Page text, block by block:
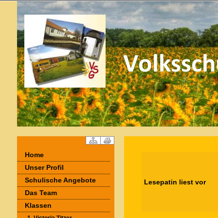
Home
Unser Profil
Schulische Angebote
Das Team
Klassen
Lesepatin liest vor